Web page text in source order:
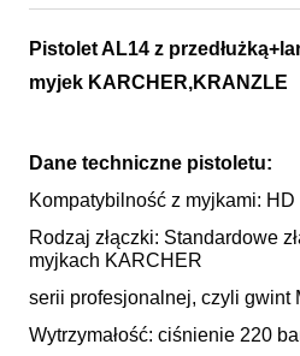
Pistolet AL14 z
myjek KARCHER,KRANZLE
Dane techniczne pistoletu:
Kompatybilność z myjkami:
Rodzaj złączki: Standardowe
myjkach KARCHER
serii profesjonalnej, czyli gwint
Wytrzymałość: ciśnienie 220